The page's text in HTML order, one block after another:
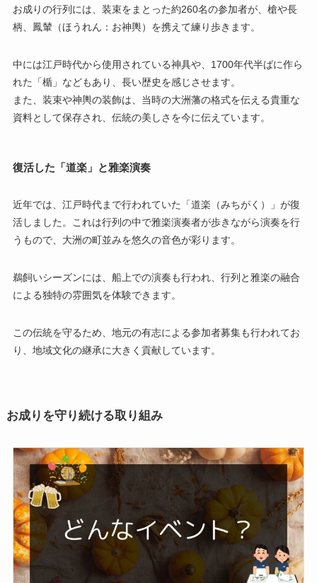
お成りの行列には、装束をまとった約260名の参加者が、槍や長
柄、鳳輦（ほうれん：お神輿）を携えて練り歩きます。
中には江戸時代から使用されている神具や、1700年代半ばに作ら
れた「楯」などもあり、長い歴史を感じさせます。
また、装束や神輿の装飾は、当時の大洲藩の格式を伝える貴重な
資料として保存され、伝統の美しさを今に伝えています。
復活した「道楽」と雅楽演奏
近年では、江戸時代まで行われていた「道楽（みちがく）」が復
活しました。これは行列の中で雅楽演奏者が歩きながら演奏を行
うもので、大洲の町並みを悠久の音色が彩ります。
鵜飼いシーズンには、船上での演奏も行われ、行列と雅楽の融合
による独特の雰囲気を体験できます。
この伝統を守るため、地元の有志による参加者募集も行われてお
り、地域文化の継承に大きく貢献しています。
お成りを守り続ける取り組み